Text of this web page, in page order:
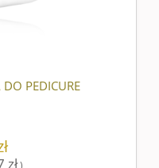
PEDICURE
zł)